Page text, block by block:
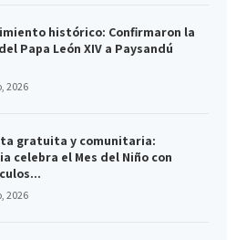
histórico: Confirmaron la
Papa León XIV a Paysandú
2026
gratuita y comunitaria:
celebra el Mes del Niño con
2026